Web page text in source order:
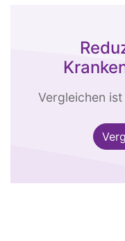
Vergleichen